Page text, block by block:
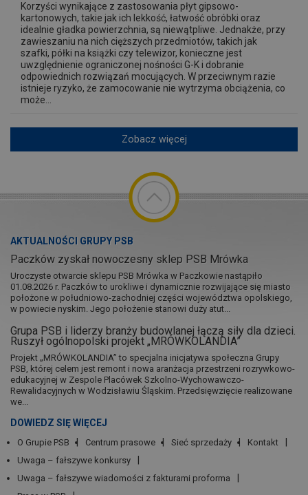
Korzyści wynikające z zastosowania płyt gipsowo-
kartonowych, takie jak ich lekkość, łatwość obróbki oraz
idealnie gładka powierzchnia, są niewątpliwe. Jednakże, przy
zawieszaniu na nich cięższych przedmiotów, takich jak
szafki, półki na książki czy telewizor, konieczne jest
uwzględnienie ograniczonej nośności G-K i dobranie
odpowiednich rozwiązań mocujących. W przeciwnym razie
istnieje ryzyko, że zamocowanie nie wytrzyma obciążenia, co
może...
Zobacz więcej
AKTUALNOŚCI GRUPY PSB
Paczków zyskał nowoczesny sklep PSB Mrówka
Uroczyste otwarcie sklepu PSB Mrówka w Paczkowie nastąpiło
01.08.2026 r. Paczków to urokliwe i dynamicznie rozwijające się miasto
położone w południowo-zachodniej części województwa opolskiego,
w powiecie nyskim. Jego położenie stanowi duży atut...
Grupa PSB i liderzy branży budowlanej łączą siły dla dzieci.
Ruszył ogólnopolski projekt „MRÓWKOLANDIA”
Projekt „MRÓWKOLANDIA” to specjalna inicjatywa społeczna Grupy
PSB, której celem jest remont i nowa aranżacja przestrzeni rozrywkowo-
edukacyjnej w Zespole Placówek Szkolno-Wychowawczo-
Rewalidacyjnych w Wodzisławiu Śląskim. Przedsięwzięcie realizowane
we...
DOWIEDZ SIĘ WIĘCEJ
O Grupie PSB Centrum prasowe Sieć sprzedaży
Kontakt
Uwaga – fałszywe konkursy
Uwaga – fałszywe wiadomości z fakturami proforma